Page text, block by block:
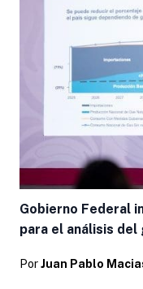
Gobierno Federal
para el análisis del
Por Juan Pablo